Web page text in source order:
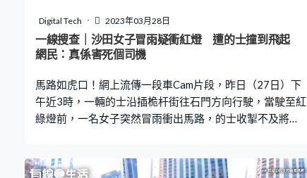
的是2張20歐元紙鈔，價值港幣約350元，讓他驚歎「入行
唔耐，第一次收到外幣，亦第一次街客畀咁多貼士」。 網
民：好明顯係睇錯啦 帖文引來網民熱議，不少網民指出，
幣，「其實同港紙好似
Digital Tech 2023年03月28日
一線搜查｜沙田女子冒雨疑衝紅燈 遭的士撞到飛起
網民：真係害死個司機
馬路如虎口！網上流傳一段車Cam片段，昨日（27日）下
午近3時，一輛的士沿插桅杆街往石門方向行駛，當駛至紅
綠燈前，一名女子突然冒雨衝出馬路，的士收掣不及將她
得人驚」。 更多熱門文章： 澳門金巴懶人包 車票買一送